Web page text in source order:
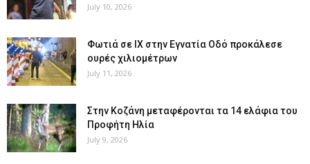
July 10, 2026
Φωτιά σε ΙΧ στην Εγνατία Οδό προκάλεσε
ουρές χιλιομέτρων
July 11, 2026
Στην Κοζάνη μεταφέρονται τα 14 ελάφια του
Προφήτη Ηλία
July 9, 2026